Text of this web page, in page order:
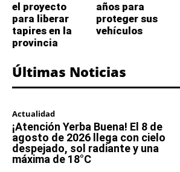
el proyecto
para liberar
tapires en la
provincia
años para
proteger sus
vehículos
Últimas Noticias
Actualidad
¡Atención Yerba Buena! El 8 de
agosto de 2026 llega con cielo
despejado, sol radiante y una
máxima de 18°C